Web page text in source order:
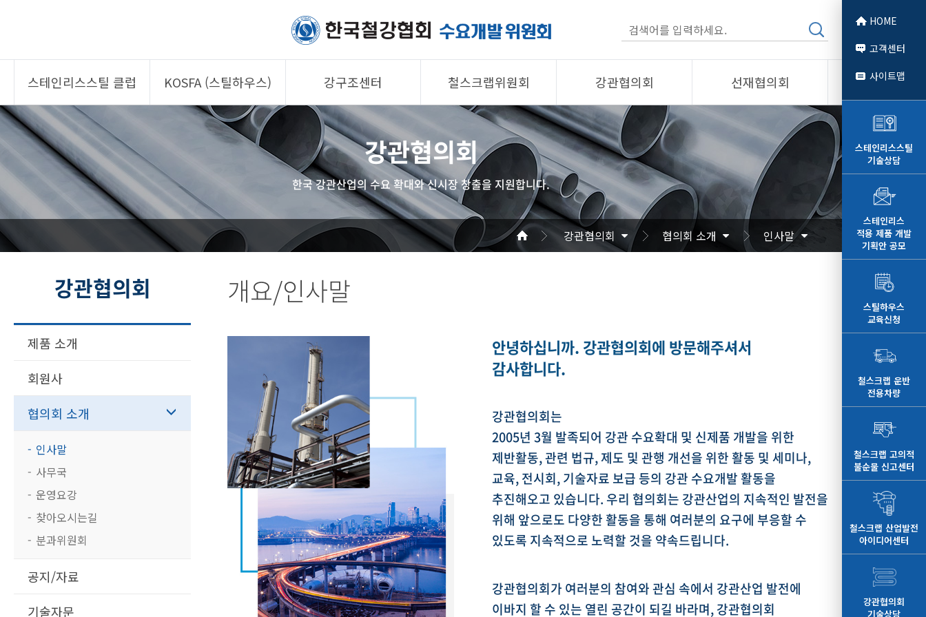
스테인리스스틸 클럽
제품소개
회원사
클럽 소개
사진/영상
공모
KOSFA (스틸하우스)
제품소개
알림/자료
사진/영상
강구조센터
제품소개
회원사
강구조센터
알림/자료
사진/영상
철스크랩위원회
제품소개
회원사
철스크랩위원회
알림/자료
사진/영상
강관협의회
제품 소개
회원사
협의회 소개
공지/자료
기술자문
사진/영상
선재협의회
제품소개
회원사
선재협의회
알림/자료
사진/영상
강관협의회
한국 강관산업의 수요 확대와 신시장 창출을 지원합니다.
강관협의회 협의회 소개 인사말
강관협의회
제품 소개
회원사
협의회 소개
인사말
사무국
운영요강
찾아오시는길
분과위원회
공지/자료
기술자문
개요/인사말
안녕하십니까. 강관협의회에 방문해주셔서
감사합니다.
강관협의회는
2005년 3월 발족되어 강관 수요확대 및 신제품 개발을 위한
제반활동, 관련 법규, 제도 및 관행 개선을 위한 활동 및 세미나,
교육, 전시회, 기술자료 보급 등의 강관 수요개발 활동을
추진해오고 있습니다. 우리 협의회는 강관산업의 지속적인 발전을
위해 앞으로도 다양한 활동을 통해 여러분의 요구에 부응할 수
있도록 지속적으로 노력할 것을 약속드립니다.
강관협의회가 여러분의 참여와 관심 속에서 강관산업 발전에
이바지 할 수 있는 열린 공간이 되길 바라며, 강관협의회
HOME
고객센터
사이트맵
스테인리스스틸
기술상담
스테인리스
적용 제품 개발
기획안 공모
스틸하우스
교육신청
철스크랩 운반
전용차량
철스크랩 고의적
불순물 신고센터
철스크랩 산업발전
아이디어센터
강관협의회
기술상담